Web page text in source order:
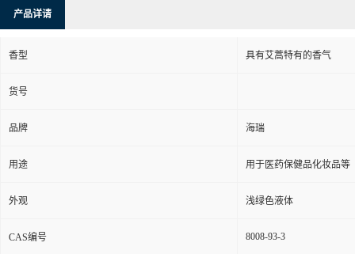
产品详请
香型 具有艾蒿特有的香气
货号
品牌 海瑞
用途 用于医药保健品化妆品等
外观 浅绿色液体
CAS编号 8008-93-3